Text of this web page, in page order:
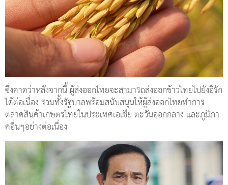
ซึ่งคาดว่าหลังจากนี้ ผู้ส่งออกไทยจะสามารถส่งออกข้าวไทยไปยังอิรัก
ได้ต่อเนื่อง รวมทั้งรัฐบาลพร้อมสนับสนุนให้ผู้ส่งออกไทยทำการ
ตลาดสินค้าเกษตรไทยในประเทศเอเชีย ตะวันออกกลาง และภูมิภา
คอื่นๆอย่างต่อเนื่อง